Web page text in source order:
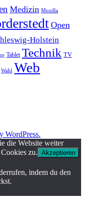
Medizin Mozilla
Open
Holstein
Tablet Technik TV
Wahl Web
WordPress.
die Website weiter
zu. Akzeptieren
indem du den